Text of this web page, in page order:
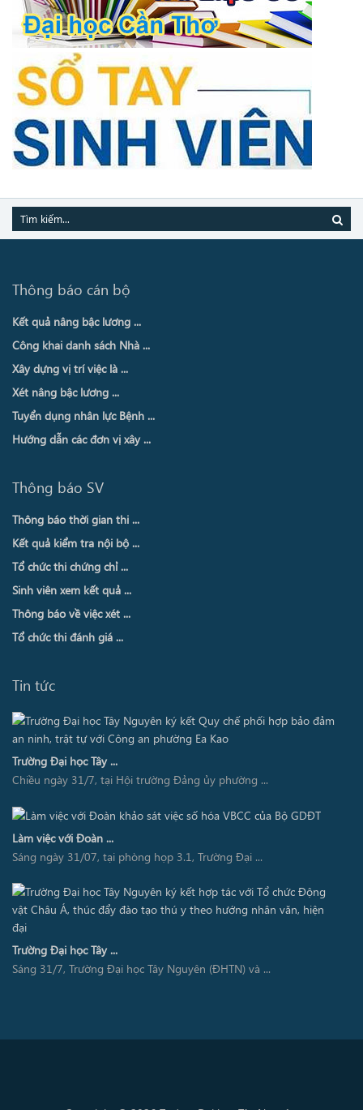
Thông báo cán bộ
Kết quả nâng bậc lương ...
Công khai danh sách Nhà ...
Xây dựng vị trí việc là ...
Xét nâng bậc lương ...
Tuyển dụng nhân lực Bệnh ...
Hướng dẫn các đơn vị xây ...
Thông báo SV
Thông báo thời gian thi ...
Kết quả kiểm tra nội bộ ...
Tổ chức thi chứng chỉ ...
Sinh viên xem kết quả ...
Thông báo về việc xét ...
Tổ chức thi đánh giá ...
Tin tức
Trường Đại học Tây ...
Chiều ngày 31/7, tại Hội trường Đảng ủy phường ...
Làm việc với Đoàn ...
Sáng ngày 31/07, tại phòng họp 3.1, Trường Đại ...
Trường Đại học Tây ...
Sáng 31/7, Trường Đại học Tây Nguyên (ĐHTN) và ...